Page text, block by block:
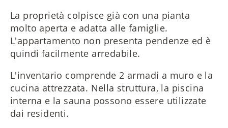
La proprietà colpisce già con una pianta
molto aperta e adatta alle famiglie.
L'appartamento non presenta pendenze ed è
quindi facilmente arredabile.
L'inventario comprende 2 armadi a muro e la
cucina attrezzata. Nella struttura, la piscina
interna e la sauna possono essere utilizzate
dai residenti.